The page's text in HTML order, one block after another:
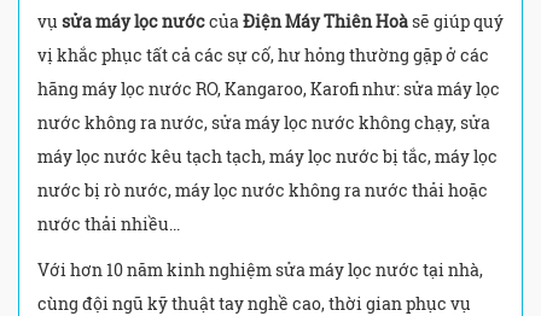
vụ sửa máy lọc nướccủaĐiện Máy Thiên Hoàsẽ giúp quý
vị khắc phục tất cả các sự cố, hư hỏng thường gặp ở các
hãng máy lọc nước RO, Kangaroo, Karofi như: sửa máy lọc
nước không ra nước, sửa máy lọc nước không chạy, sửa
máy lọc nước kêu tạch tạch, máy lọc nước bị tắc, máy lọc
nước bị rò nước, máy lọc nước không ra nước thải hoặc
nước thải nhiều...
Với hơn 10 năm kinh nghiệm sửa máy lọc nước tại nhà,
cùng đội ngũ kỹ thuật tay nghề cao, thời gian phục vụ